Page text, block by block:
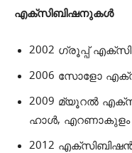
എക്‌സിബിഷനുകള്‍
2002 ഗ്രൂപ്പ്
2006 സോളോ
2009 മ്യൂറല്‍
ഹാള്‍, എറണാകുളം
2012 എക്‌സിബിഷന്‍,